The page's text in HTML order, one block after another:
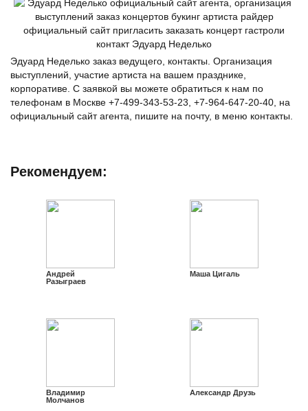
Эдуард Неделько заказ ведущего, контакты. Организация
выступлений, участие артиста на вашем празднике,
корпоративе. С заявкой вы можете обратиться к нам по
телефонам в Москве +7-499-343-53-23, +7-964-647-20-40, на
официальный сайт агента, пишите на почту, в меню контакты.
Рекомендуем:
Андрей
Разыграев
Маша Цигаль
Владимир
Молчанов
Александр Друзь